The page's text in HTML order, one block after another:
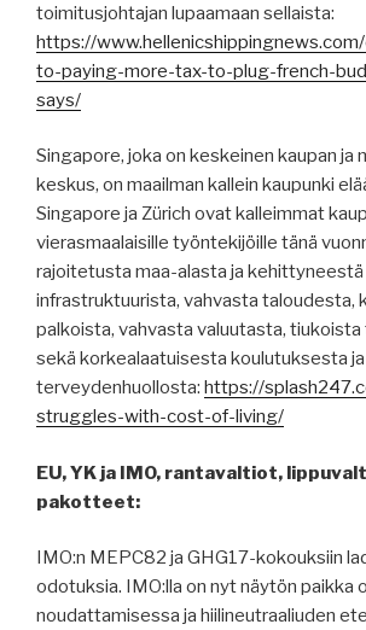
toimitusjohtajan lupaamaan sellaista:
https://
to-paying-more-tax-to-plug-french-
says/
Singapore, joka on keskeinen kaupan ja
keskus, on maailman kallein kaupunki
Singapore ja Zürich ovat kalleimmat
vierasmaalaisille työntekijöille tänä
rajoitetusta maa-alasta ja kehittyneestä
infrastruktuurista, vahvasta taloudesta,
palkoista, vahvasta valuutasta,
sekä korkealaatuisesta koulutuksesta ja
terveydenhuollosta: https://
struggles-with-cost-of-living/
EU, YK ja IMO, rantavaltiot,
pakotteet:
IMO:n MEPC82 ja GHG17-kokouksiin
odotuksia. IMO:lla on nyt näytön paikka
noudattamisessa ja hiilineutraaliuden